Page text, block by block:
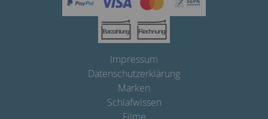
Impressum
Datenschutzerklärung
Marken
Schlafwissen